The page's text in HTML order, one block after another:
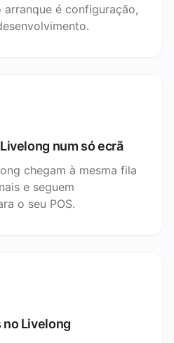
é configuração,
num só ecrã
chegam à mesma fila
e seguem
o seu POS.
Livelong